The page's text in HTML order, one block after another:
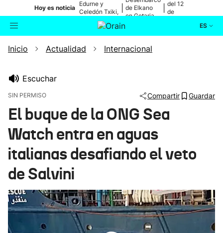
Hoy es noticia
Edurne y
Celedón Txiki,
en directo
de Elkano
en Getaria
del 12
de
ES
Buscador Actualidad
Ikusmiran
Eguraldia
Inicio Actualidad Internacional
Escuchar
SIN PERMISO Compartir Guardar
El buque de la ONG Sea
Watch entra en aguas
italianas desafiando el veto
de Salvini